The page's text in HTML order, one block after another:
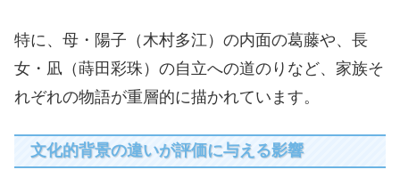
特に、母・陽子（木村多江）の内面の葛藤や、長
女・凪（蒔田彩珠）の自立への道のりなど、家族そ
れぞれの物語が重層的に描かれています。
文化的背景の違いが評価に与える影響